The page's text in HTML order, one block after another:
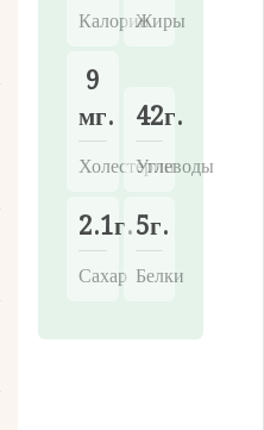
КалорииЖиры
9
мг.
Холестерин
42г.
Углеводы
2.1г.
Сахар
5г.
Белки